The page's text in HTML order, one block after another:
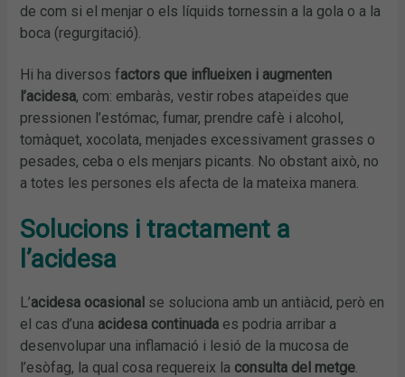
de com si el menjar o els líquids tornessin a la gola o a la
boca (regurgitació).
Hi ha diversos factors que influeixen i augmenten
l’acidesa, com: embaràs, vestir robes atapeïdes que
pressionen l’estómac, fumar, prendre cafè i alcohol,
tomàquet, xocolata, menjades excessivament grasses o
pesades, ceba o els menjars picants. No obstant això, no
a totes les persones els afecta de la mateixa manera.
Solucions itractament a
l’acidesa
L’acidesa ocasional se soluciona amb un antiàcid, però en
el cas d’una acidesa continuada es podria arribar a
desenvolupar una inflamació i lesió de la mucosa de
l’esòfag, la qual cosa requereix la consulta del metge